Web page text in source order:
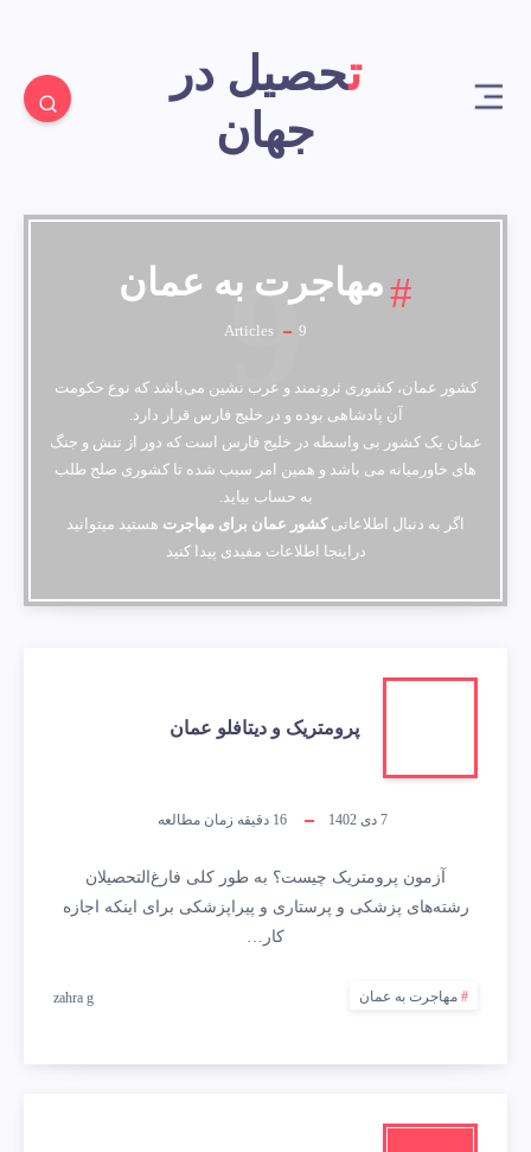
تحصیل در
جهان
مهاجرت به عمان
9
9
کشور عمان، کشوری ثروتمند و عرب نشین می‌باشد که نوع حکومت
آن پادشاهی بوده و در خلیج فارس قرار دارد.
عمان یک کشور بی واسطه در خلیج فارس است که دور از تنش و جنگ
های خاورمیانه می باشد و همین امر سبب شده تا کشوری صلح طلب
به حساب بیاید.
اگر به دنبال اطلاعاتی کشور عمان برای مهاجرت هستید میتوانید
دراینجا اطلاعات مفیدی پیدا کنید
پرومتریک و دیتافلو عمان
7 دی 1402 16 دقیقه زمان مطالعه
آزمون پرومتریک چیست؟ به طور کلی فارغ‌التحصیلان
رشته‌های پزشکی و پرستاری و پیرا‌پزشکی برای اینکه اجازه
کار…
مهاجرت به عمان zahra g